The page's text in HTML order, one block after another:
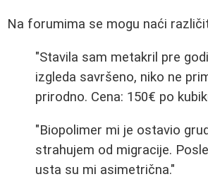
Na forumima se mogu naći
"Stavila sam metakril pre
izgleda savršeno, niko ne
prirodno. Cena: 150€ po
"Biopolimer mi je ostavio
strahujem od migracije.
usta su mi asimetrična."